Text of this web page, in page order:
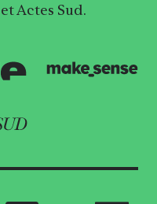
Actes Sud.